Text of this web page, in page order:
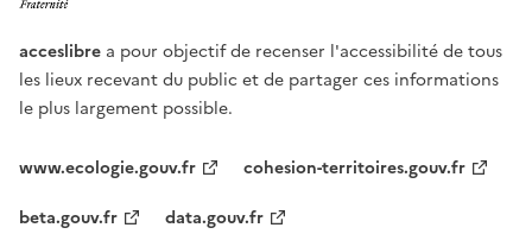
acceslibre a pour objectif de recenser l'accessibilité de tous
les lieux recevant du public et de partager ces informations
le plus largement possible.
www.ecologie.gouv.fr
cohesion-territoires.gouv.fr
beta.gouv.fr
data.gouv.fr